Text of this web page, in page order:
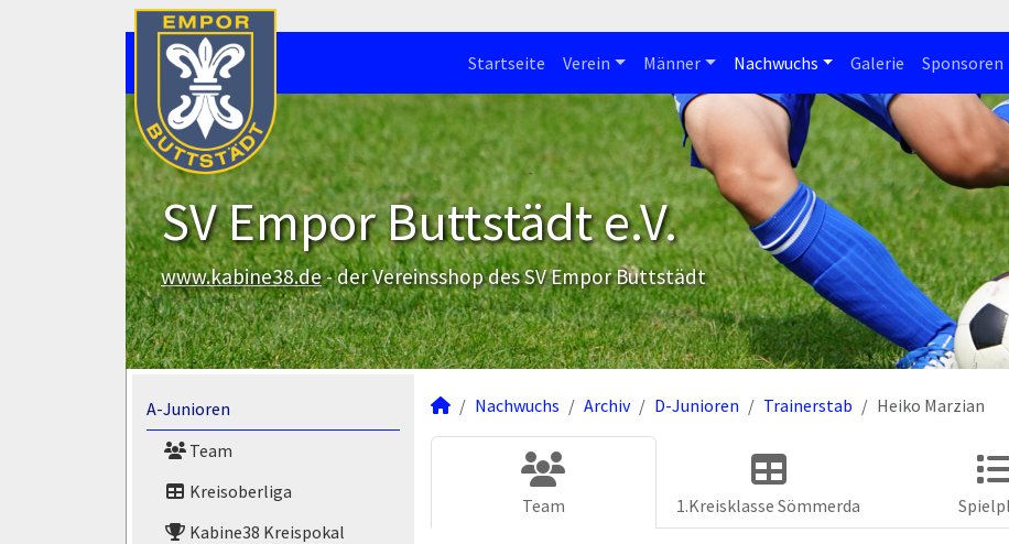
Startseite Verein Männer Nachwuchs Galerie Sponsoren
SV Empor Buttstädt e.V.
www.kabine38.de- der Vereinsshop des SV Empor Buttstädt
A-Junioren
Team
Kreisoberliga
Kabine38 Kreispokal
Nachwuchs Archiv D-Junioren Trainerstab Heiko Marzian
Team 1.Kreisklasse Sömmerda